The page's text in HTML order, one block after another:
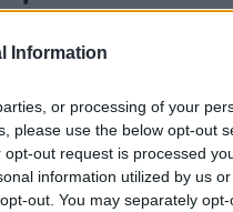
Information
or processing of your
please use the below opt-out
out request is processed
information utilized by us
out. You may separately
κόμματος